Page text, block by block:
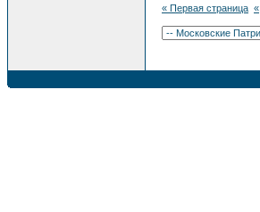
« Первая страница «